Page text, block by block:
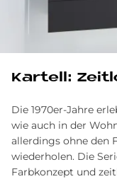
Kartell:
Die 1970er-Jahre
wie auch in der
allerdings ohne den
wiederholen. Die
Farbkonzept und